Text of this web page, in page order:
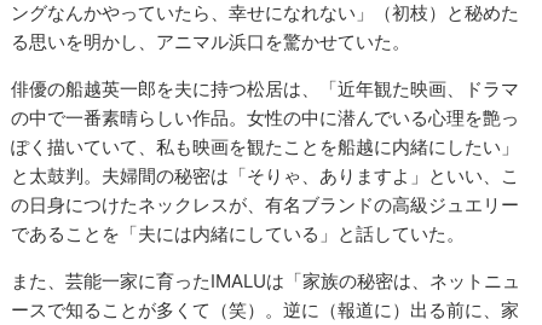
ングなんかやっていたら、幸せになれない」（初枝）と秘めた
る思いを明かし、アニマル浜口を驚かせていた。
俳優の船越英一郎を夫に持つ松居は、「近年観た映画、ドラマ
の中で一番素晴らしい作品。女性の中に潜んでいる心理を艶っ
ぽく描いていて、私も映画を観たことを船越に内緒にしたい」
と太鼓判。夫婦間の秘密は「そりゃ、ありますよ」といい、こ
の日身につけたネックレスが、有名ブランドの高級ジュエリー
であることを「夫には内緒にしている」と話していた。
また、芸能一家に育ったIMALUは「家族の秘密は、ネットニュ
ースで知ることが多くて（笑）。逆に（報道に）出る前に、家